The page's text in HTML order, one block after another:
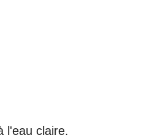
l'eau claire.